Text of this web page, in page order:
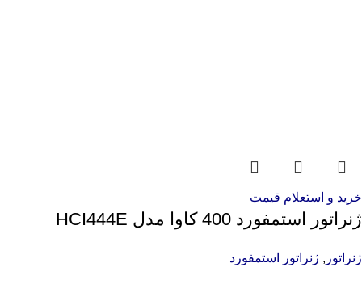
خرید و استعلام قیمت
ژنراتور استمفورد 400 کاوا مدل HCI444E
ژنراتور , ژنراتور استمفورد